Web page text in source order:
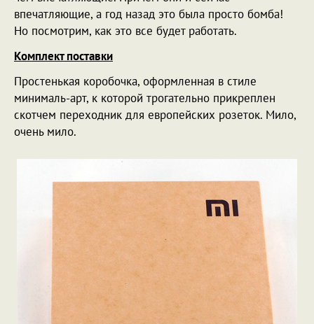
впечатляющие, а год назад это была просто бомба!
Но посмотрим, как это все будет работать.
Комплект поставки
Простенькая коробочка, оформленная в стиле
минималь-арт, к которой трогательно прикреплен
скотчем переходник для европейских розеток. Мило,
очень мило.